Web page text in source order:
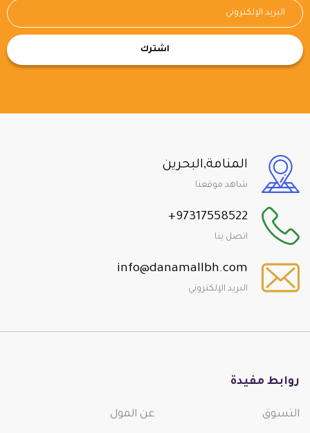
اشترك
المنامة,البحرين
شاهد موقعنا
+97317558522
اتصل بنا
info@danamallbh.com
البريد الإلكتروني
روابط مفيدة
عن المول التسوق